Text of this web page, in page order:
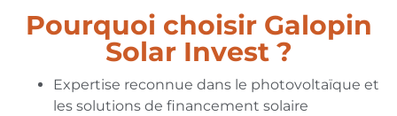
Pourquoi choisir Galopin
Solar Invest ?
Expertise reconnue dans le photovoltaïque et
les solutions de financement solaire